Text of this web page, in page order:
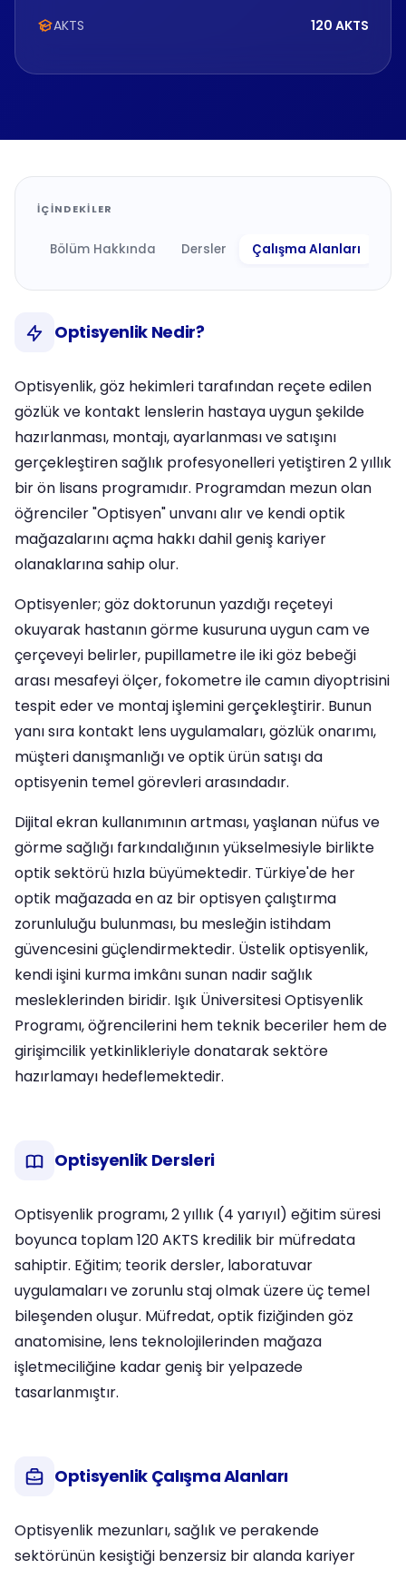
AKTS 120 AKTS
İÇINDEKILER
Bölüm Hakkında Dersler Çalışma Alanları
Optisyenlik Nedir?
Optisyenlik, göz hekimleri tarafından reçete edilen
gözlük ve kontakt lenslerin hastaya uygun şekilde
hazırlanması, montajı, ayarlanması ve satışını
gerçekleştiren sağlık profesyonelleri yetiştiren 2 yıllık
bir ön lisans programıdır. Programdan mezun olan
öğrenciler "Optisyen" unvanı alır ve kendi optik
mağazalarını açma hakkı dahil geniş kariyer
olanaklarına sahip olur.
Optisyenler; göz doktorunun yazdığı reçeteyi
okuyarak hastanın görme kusuruna uygun cam ve
çerçeveyi belirler, pupillametre ile iki göz bebeği
arası mesafeyi ölçer, fokometre ile camın diyoptrisini
tespit eder ve montaj işlemini gerçekleştirir. Bunun
yanı sıra kontakt lens uygulamaları, gözlük onarımı,
müşteri danışmanlığı ve optik ürün satışı da
optisyenin temel görevleri arasındadır.
Dijital ekran kullanımının artması, yaşlanan nüfus ve
görme sağlığı farkındalığının yükselmesiyle birlikte
optik sektörü hızla büyümektedir. Türkiye'de her
optik mağazada en az bir optisyen çalıştırma
zorunluluğu bulunması, bu mesleğin istihdam
güvencesini güçlendirmektedir. Üstelik optisyenlik,
kendi işini kurma imkânı sunan nadir sağlık
mesleklerinden biridir. Işık Üniversitesi Optisyenlik
Programı, öğrencilerini hem teknik beceriler hem de
girişimcilik yetkinlikleriyle donatarak sektöre
hazırlamayı hedeflemektedir.
Optisyenlik Dersleri
Optisyenlik programı, 2 yıllık (4 yarıyıl) eğitim süresi
boyunca toplam 120 AKTS kredilik bir müfredata
sahiptir. Eğitim; teorik dersler, laboratuvar
uygulamaları ve zorunlu staj olmak üzere üç temel
bileşenden oluşur. Müfredat, optik fiziğinden göz
anatomisine, lens teknolojilerinden mağaza
işletmeciliğine kadar geniş bir yelpazede
tasarlanmıştır.
Optisyenlik Çalışma Alanları
Optisyenlik mezunları, sağlık ve perakende
sektörünün kesiştiği benzersiz bir alanda kariyer